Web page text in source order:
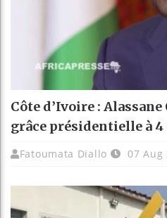
Côte d’Ivoire :
grâce présidentielle à 4
Fatoumata Diallo 07 Aug